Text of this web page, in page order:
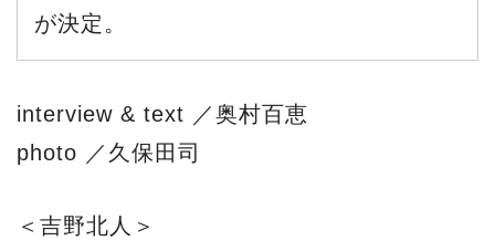
が決定。
interview & text ／奥村百恵
photo ／久保田司
＜吉野北人＞